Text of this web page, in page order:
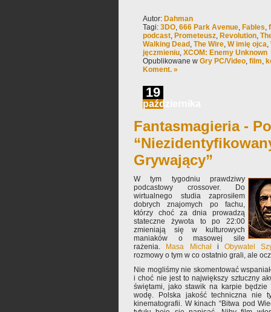
Autor: Dahman
Tagi: 3DO, 666 Park Avenue, Fables,
podcast, Prometeusz, Revolution,
Walking Dead , The Wire, W imię ojca,
jęczmieniu, XCOM: Enemy Unknown
Opublikowane w Gry PC/Video, film,
Koment. »
19
października
Fantasmagieria -
Grywający”
W tym tygodniu prawdziwy
podcastowy crossover. Do
wirtualnego studia zaprosiłem
dobrych znajomych po fachu,
którzy choć za dnia prowadzą
stateczne żywota to po 22:00
zmieniają się w kulturowych
maniaków o masowej sile
rażenia.
Masa Michałi Obywatel
rozmowy o tym w co ostatnio grali, ale
Nie mogliśmy nie skomentować
i choć nie jest to największy sztuczny
świętami, jako stawik na karpie
wodę. Polska jakość techniczna nie
kinematografii. W kinach “Bitwa pod